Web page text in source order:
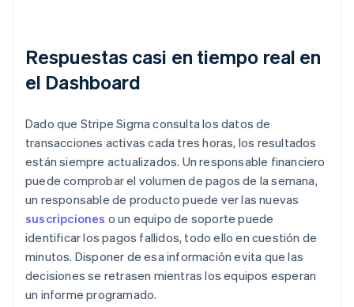
Respuestas casi en tiempo real en
el Dashboard
Dado que Stripe Sigma consulta los datos de
transacciones activas cada tres horas, los resultados
están siempre actualizados. Un responsable financiero
puede comprobar el volumen de pagos de la semana,
un responsable de producto puede ver las nuevas
suscripciones o un equipo de soporte puede
identificar los pagos fallidos, todo ello en cuestión de
minutos. Disponer de esa información evita que las
decisiones se retrasen mientras los equipos esperan
un informe programado.